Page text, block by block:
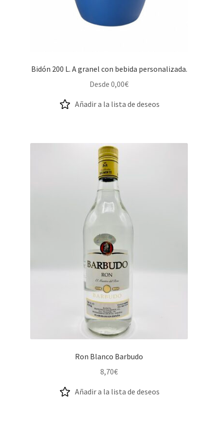
Bidón 200 L. A granel con bebida personalizada.
Desde 0,00€
Añadir a la lista de deseos
Ron Blanco Barbudo
8,70€
Añadir a la lista de deseos